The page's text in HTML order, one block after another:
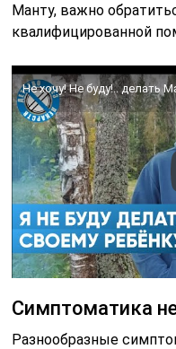
Манту, важно
квалифицированной
Не хочу! Не буду!.. делать
Симптоматика
Разнообразные